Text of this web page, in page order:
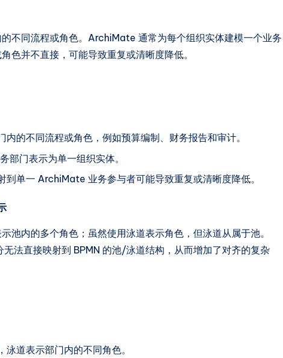
不同流程或角色。ArchiMate 通常为每个组织实体建模一个业务
色并不直接，可能导致重复或清晰度降低。
内的不同流程或角色，例如预算编制、财务报告和审计。
部门表示为单一组织实体。
到单一 ArchiMate 业务参与者可能导致重复或清晰度降低。
池内的多个角色；虽然使用泳道表示角色，但泳道从属于池。
法直接映射到 BPMN 的池/泳道结构，从而增加了对齐的复杂
泳道表示部门内的不同角色。